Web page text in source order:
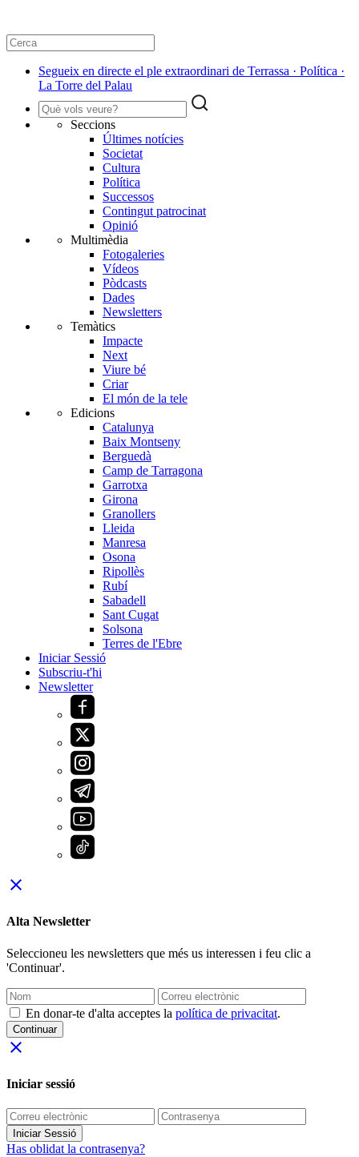
Segueix en directe el ple extraordinari de Terrassa · Política ·
La Torre del Palau
Seccions
Últimes notícies
Societat
Cultura
Política
Successos
Contingut patrocinat
Opinió
Multimèdia
Fotogaleries
Vídeos
Pòdcasts
Dades
Newsletters
Temàtics
Impacte
Next
Viure bé
Criar
El món de la tele
Edicions
Catalunya
Baix Montseny
Berguedà
Camp de Tarragona
Garrotxa
Girona
Granollers
Lleida
Manresa
Osona
Ripollès
Rubí
Sabadell
Sant Cugat
Solsona
Terres de l'Ebre
Iniciar Sessió
Subscriu-t'hi
Newsletter
close
Alta Newsletter
Seleccioneu les newsletters que més us interessen i feu clic a
'Continuar'.
En donar-te d'alta acceptes la política de privacitat.
Continuar
close
Iniciar sessió
Iniciar Sessió
Has oblidat la contrasenya?